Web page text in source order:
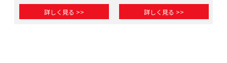
詳しく見る >> 詳しく見る >>